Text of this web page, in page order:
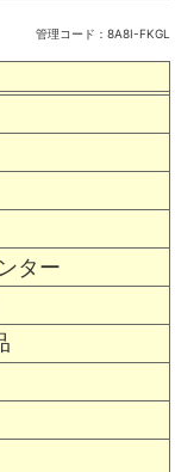
ター
管理コード： 8A8I-FKGL